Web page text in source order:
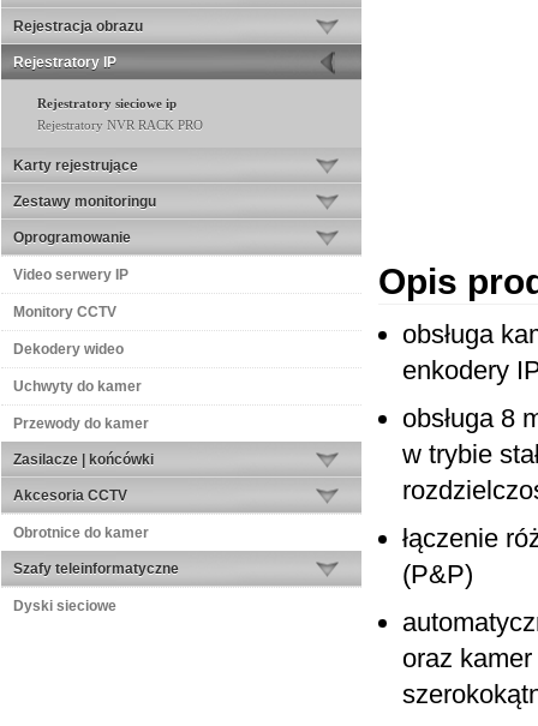
Rejestracja obrazu
Rejestratory IP
Rejestratory sieciowe ip
Rejestratory NVR RACK PRO
Karty rejestrujące
Zestawy monitoringu
Oprogramowanie
Video serwery IP
Monitory CCTV
Dekodery wideo
Uchwyty do kamer
Przewody do kamer
Zasilacze | końcówki
Akcesoria CCTV
Obrotnice do kamer
Szafy teleinformatyczne
Dyski sieciowe
Opis
obsługa
enkodery
obsługa 8
w trybie
łączenie
(P&P)
oraz